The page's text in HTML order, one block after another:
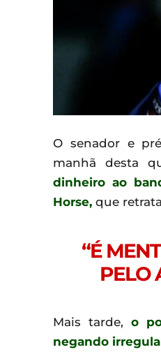
O senador e
manhã desta
dinheiro ao
Horse, que
“É
PELO
Mais tarde, o
negando